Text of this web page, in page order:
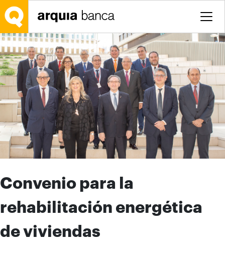
Saltar al contenido principal
Convenio para la
rehabilitación energética
de viviendas